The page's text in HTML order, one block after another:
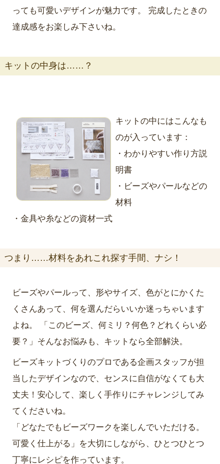
っても可愛いデザインが魅力です。 完成したときの
達成感をお楽しみ下さいね。
キットの中身は……？
キットの中にはこんなも
のが入っています：
・わかりやすい作り方説
明書
・ビーズやパールなどの
材料
・金具や糸などの資材一式
つまり……材料をあれこれ探す手間、ナシ！
ビーズやパールって、形やサイズ、色がとにかくた
くさんあって、何を選んだらいいか迷っちゃいます
よね。 「このビーズ、何ミリ？何色？どれくらい必
要？」そんなお悩みも、キットなら全部解決。
ビーズキットづくりのプロである企画スタッフが担
当したデザインなので、センスに自信がなくても大
丈夫！安心して、楽しく手作りにチャレンジしてみ
てくださいね。
「どなたでもビーズワークを楽しんでいただける。
可愛く仕上がる」を大切にしながら、ひとつひとつ
丁寧にレシピを作っています。